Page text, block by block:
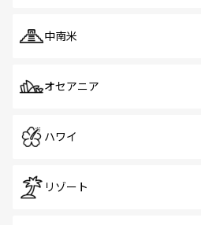
中南米
オセアニア
ハワイ
リゾート